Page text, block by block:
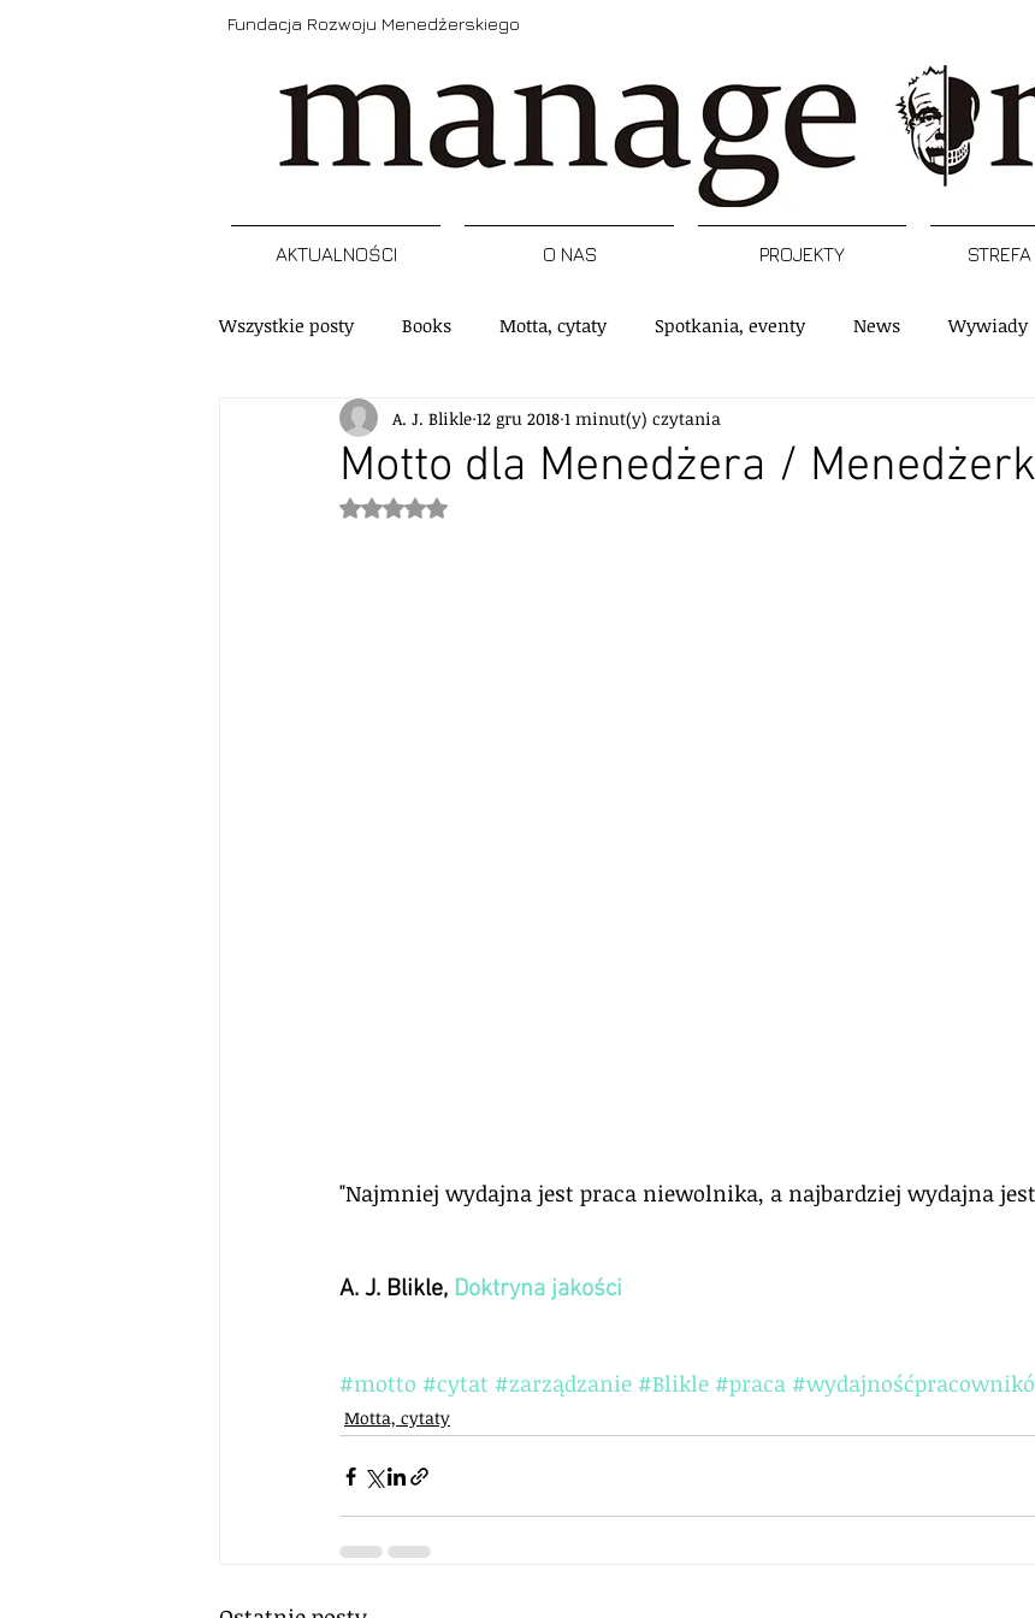
Fundacja Rozwoju Menedżerskiego
AKTUALNOŚCI O NAS PROJEKTY
Wszystkie posty Books Motta, cytaty Spotkania, eventy News Wywiady
Narzędzia Refleksja Artykuły Podcast
Szkolenia, programy, certyfikacje
Motto dla Menedżera /
A. J. Blikle 12 gru 2018 1 minut(y) czytania
Oceniono na NaN z 5 gwiazdek.
"Najmniej wydajna jest praca niewolnika, a najbardziej wydajna
A. J. Blikle, Doktryna jakości
#motto #cytat #zarządzanie #Blikle #praca
Motta, cytaty